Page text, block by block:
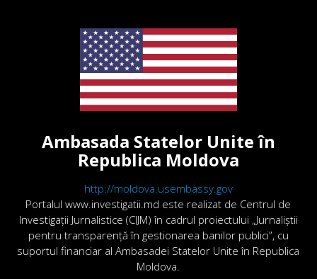
Ambasada Statelor Unite în
Republica Moldova
http://moldova.usembassy.gov
Portalul www.investigatii.md este realizat de Centrul de
Investigații Jurnalistice (CIJM) în cadrul proiectului „Jurnaliștii
pentru transparență în gestionarea banilor publici”, cu
suportul financiar al Ambasadei Statelor Unite în Republica
Moldova.